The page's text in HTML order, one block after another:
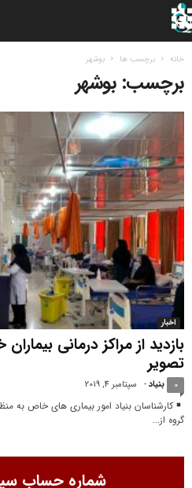
خانه برچسب ها بوشهر
برچسب: بوشهر
اخبار
بازدید از مراکز درمانی
تصویر
بنیاد- سپتامبر 4, 2019 0
کارشناسان بنیاد امور بیماری های خاص به
گروه از...
شماره حساب